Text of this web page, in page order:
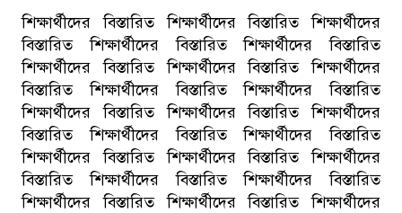
শিক্ষার্থীদের বিস্তারিত শিক্ষার্থীদের বিস্তারিত শিক্ষার্থীদের
বিস্তারিত শিক্ষার্থীদের বিস্তারিত শিক্ষার্থীদের বিস্তারিত
শিক্ষার্থীদের বিস্তারিত শিক্ষার্থীদের বিস্তারিত শিক্ষার্থীদের
বিস্তারিত শিক্ষার্থীদের বিস্তারিত শিক্ষার্থীদের বিস্তারিত
শিক্ষার্থীদের বিস্তারিত শিক্ষার্থীদের বিস্তারিত শিক্ষার্থীদের
বিস্তারিত শিক্ষার্থীদের বিস্তারিত শিক্ষার্থীদের বিস্তারিত
শিক্ষার্থীদের বিস্তারিত শিক্ষার্থীদের বিস্তারিত শিক্ষার্থীদের
বিস্তারিত শিক্ষার্থীদের বিস্তারিত শিক্ষার্থীদের বিস্তারিত
শিক্ষার্থীদের বিস্তারিত শিক্ষার্থীদের বিস্তারিত শিক্ষার্থীদের